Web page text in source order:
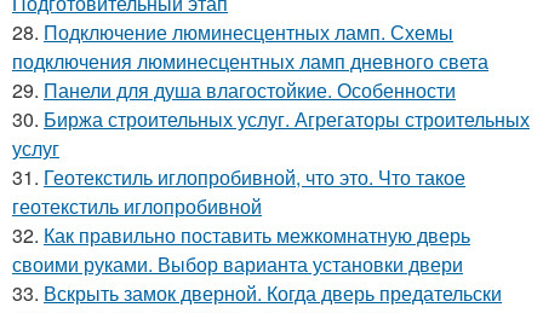
28. Подключение люминесцентных ламп. Схемы
подключения люминесцентных ламп дневного света
29. Панели для душа влагостойкие. Особенности
30. Биржа строительных услуг. Агрегаторы строительных
услуг
31. Геотекстиль иглопробивной, что это. Что такое
геотекстиль иглопробивной
32. Как правильно поставить межкомнатную дверь
своими руками. Выбор варианта установки двери
33. Вскрыть замок дверной. Когда дверь предательски